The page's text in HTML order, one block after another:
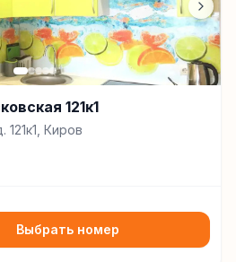
121к1
Киров
Выбрать номер